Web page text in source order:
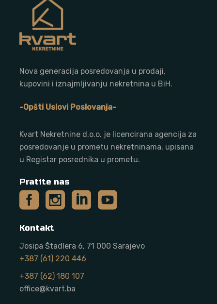
Nova generacija posredovanja u prodaji,
kupovini i iznajmljivanju nekretnina u BiH.
-Opšti Uslovi Poslovanja-
Kvart Nekretnine d.o.o. je licencirana agencija za
posredovanje u prometu nekretninama, upisana
u Registar posrednika u prometu.
Pratite nas
Kontakt
Josipa Štadlera 6, 71 000 Sarajevo
+387 (61) 220 446
+387 (62) 180 107
office@kvart.ba